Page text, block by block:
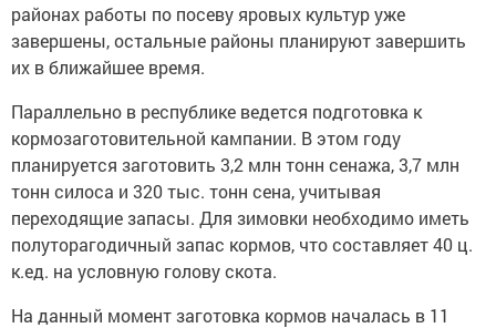
районах работы по посеву яровых культур уже
завершены, остальные районы планируют завершить
их в ближайшее время.
Параллельно в республике ведется подготовка к
кормозаготовительной кампании. В этом году
планируется заготовить 3,2 млн тонн сенажа, 3,7 млн
тонн силоса и 320 тыс. тонн сена, учитывая
переходящие запасы. Для зимовки необходимо иметь
полуторагодичный запас кормов, что составляет 40 ц.
к.ед. на условную голову скота.
На данный момент заготовка кормов началась в 11